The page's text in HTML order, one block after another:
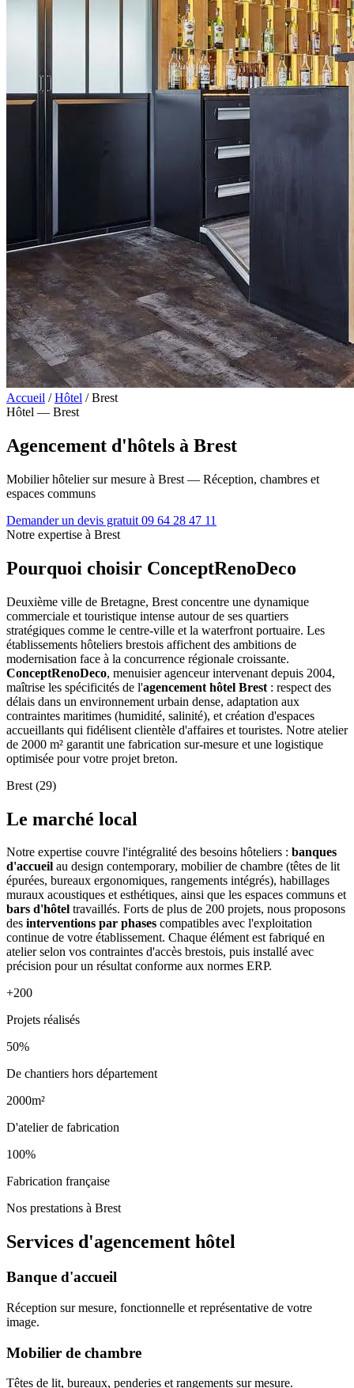
Accueil / Hôtel / Brest
Hôtel — Brest
Agencement d'hôtels à Brest
Mobilier hôtelier sur mesure à Brest — Réception, chambres et
espaces communs
Demander un devis gratuit 09 64 28 47 11
Notre expertise à Brest
Pourquoi choisir ConceptRenoDeco
Deuxième ville de Bretagne, Brest concentre une dynamique
commerciale et touristique intense autour de ses quartiers
stratégiques comme le centre-ville et la waterfront portuaire. Les
établissements hôteliers brestois affichent des ambitions de
modernisation face à la concurrence régionale croissante.
ConceptRenoDeco, menuisier agenceur intervenant depuis 2004,
maîtrise les spécificités de l'agencement hôtel Brest : respect des
délais dans un environnement urbain dense, adaptation aux
contraintes maritimes (humidité, salinité), et création d'espaces
accueillants qui fidélisent clientèle d'affaires et touristes. Notre atelier
de 2000 m² garantit une fabrication sur-mesure et une logistique
optimisée pour votre projet breton.
Brest (29)
Le marché local
Notre expertise couvre l'intégralité des besoins hôteliers : banques
d'accueil au design contemporary, mobilier de chambre (têtes de lit
épurées, bureaux ergonomiques, rangements intégrés), habillages
muraux acoustiques et esthétiques, ainsi que les espaces communs et
bars d'hôtel travaillés. Forts de plus de 200 projets, nous proposons
des interventions par phases compatibles avec l'exploitation
continue de votre établissement. Chaque élément est fabriqué en
atelier selon vos contraintes d'accès brestois, puis installé avec
précision pour un résultat conforme aux normes ERP.
+200
Projets réalisés
50%
De chantiers hors département
2000m²
D'atelier de fabrication
100%
Fabrication française
Nos prestations à Brest
Services d'agencement hôtel
Banque d'accueil
Réception sur mesure, fonctionnelle et représentative de votre
image.
Mobilier de chambre
Têtes de lit, bureaux, penderies et rangements sur mesure.